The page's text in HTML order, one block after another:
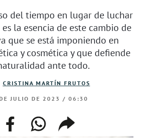
del tiempo en lugar de luchar
la esencia de este cambio de
que se está imponiendo en
y cosmética y que defiende
ante todo.
CRISTINA MARTÍN FRUTOS
JULIO DE 2023 / 06:30
facebookwhatsappcompartir
enlace